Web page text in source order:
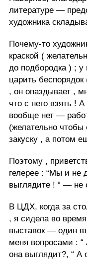
литературе —
художника
Почему-то
краской (
до подбородка ) ; у
царить беспорядок
, он опаздывает ,
что с него взять !
вообще нет —
(желательно чтобы
закуску , а потом
Поэтому ,
гелерее : “Мы и не
выглядите ! “ —
В ЦДХ, когда за
, я сидела во
выставок — один
меня вопросами : “
она выглядит?, “ А